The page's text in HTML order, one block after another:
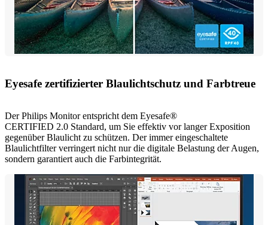
Eyesafe zertifizierter Blaulichtschutz und Farbtreue
Der Philips Monitor entspricht dem Eyesafe®
CERTIFIED 2.0 Standard, um Sie effektiv vor langer Exposition
gegenüber Blaulicht zu schützen. Der immer eingeschaltete
Blaulichtfilter verringert nicht nur die digitale Belastung der Augen,
sondern garantiert auch die Farbintegrität.